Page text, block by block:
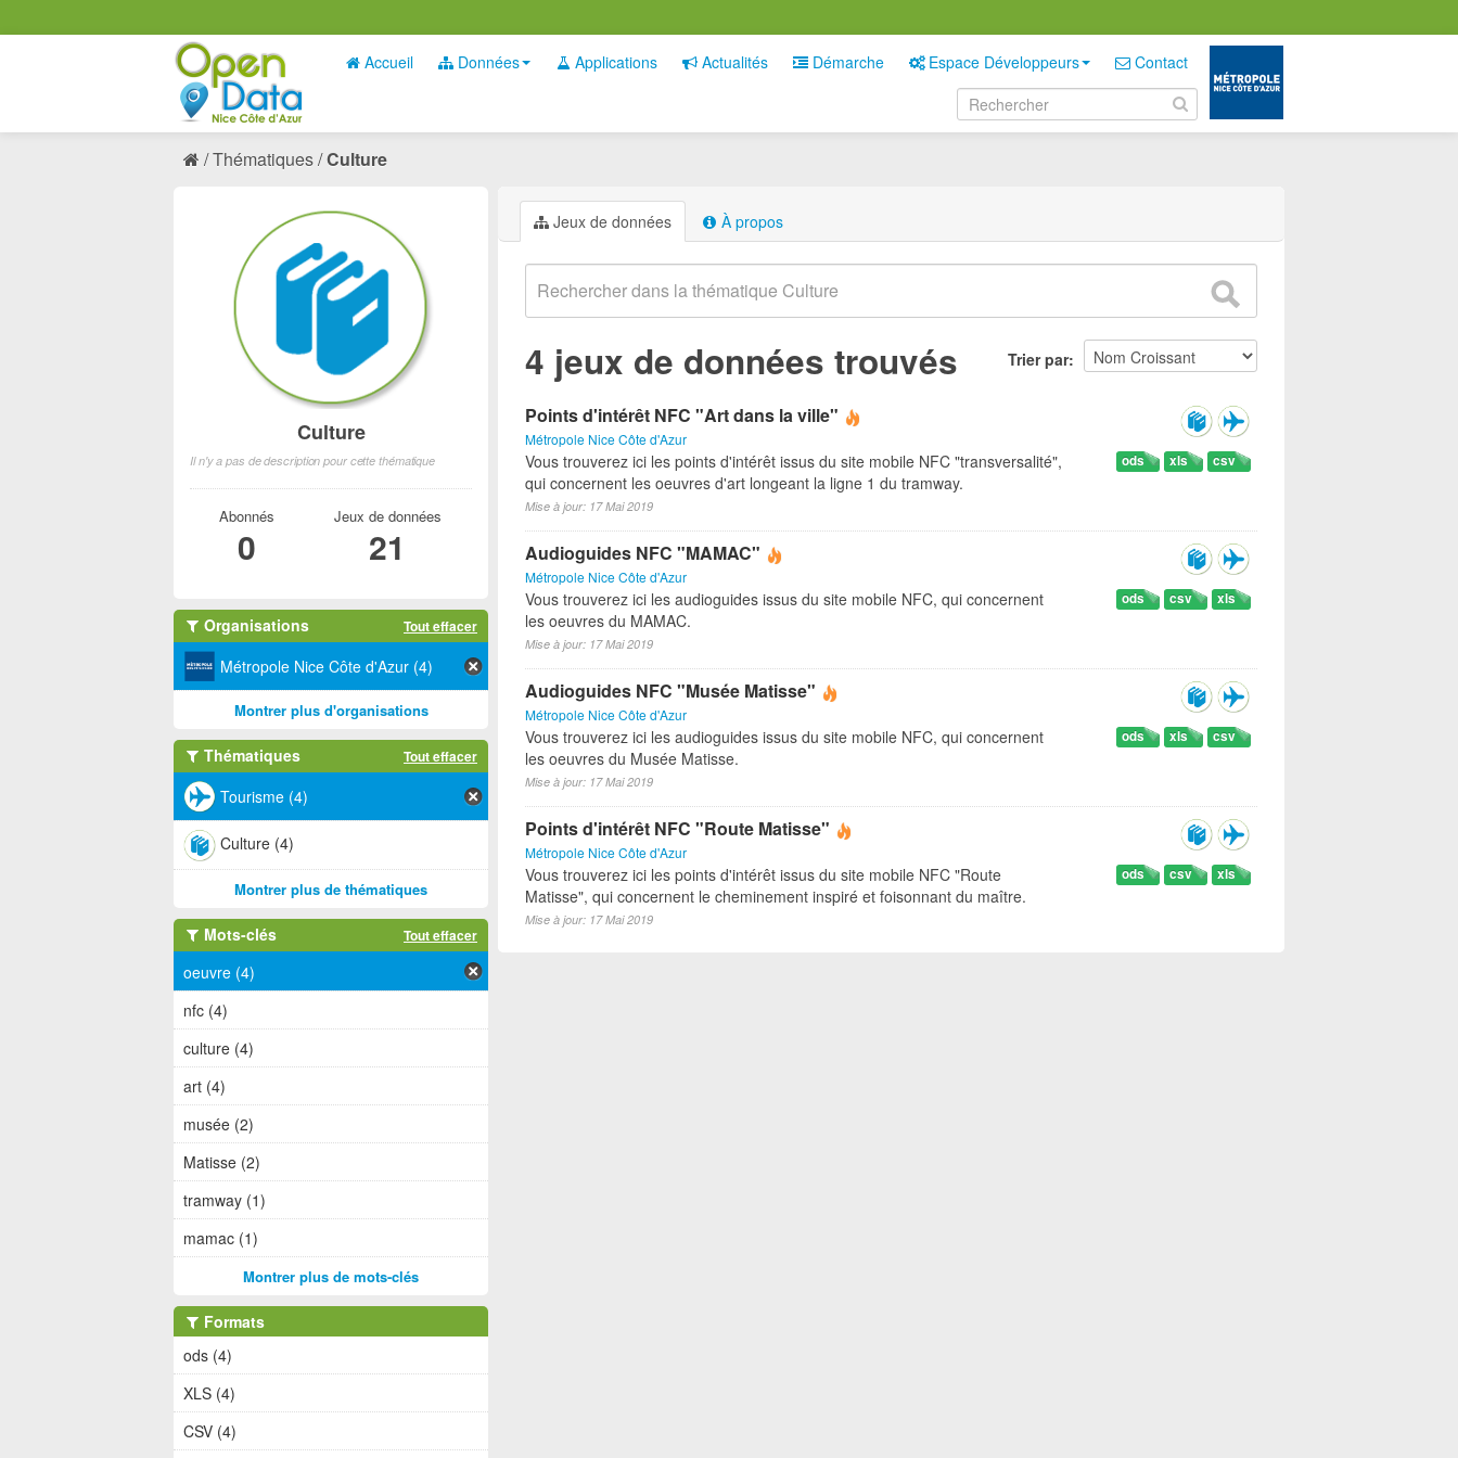
Accueil Données Applications Actualités Démarche Espace Développeurs Contact
Thématiques Culture
Jeux de données À propos
Trier par
4 jeux de données trouvés
Points d'intérêt NFC "Art dans la ville"
Métropole Nice Côte d'Azur
csv
xls
ods
Vous trouverez ici les points d'intérêt issus du site mobile NFC "transversalité",
qui concernent les oeuvres d'art longeant la ligne 1 du tramway.
Mise à jour: 17 Mai 2019
Audioguides NFC "MAMAC"
Métropole Nice Côte d'Azur
xls
csv
ods
Vous trouverez ici les audioguides issus du site mobile NFC, qui concernent
les oeuvres du MAMAC.
Mise à jour: 17 Mai 2019
Audioguides NFC "Musée Matisse"
Métropole Nice Côte d'Azur
csv
xls
ods
Vous trouverez ici les audioguides issus du site mobile NFC, qui concernent
les oeuvres du Musée Matisse.
Mise à jour: 17 Mai 2019
Points d'intérêt NFC "Route Matisse"
Métropole Nice Côte d'Azur
xls
csv
ods
Vous trouverez ici les points d'intérêt issus du site mobile NFC "Route
Matisse", qui concernent le cheminement inspiré et foisonnant du maître.
Mise à jour: 17 Mai 2019
Culture
Il n'y a pas de description pour cette thématique
Abonnés
0
Jeux de données
21
Organisations Tout effacer
Métropole Nice Côte d'Azur (4)
Montrer plus d'organisations
Thématiques Tout effacer
Tourisme (4)
Culture (4)
Montrer plus de thématiques
Mots-clés Tout effacer
oeuvre (4)
nfc (4)
culture (4)
art (4)
musée (2)
Matisse (2)
tramway (1)
mamac (1)
Montrer plus de mots-clés
Formats
ods (4)
XLS (4)
CSV (4)